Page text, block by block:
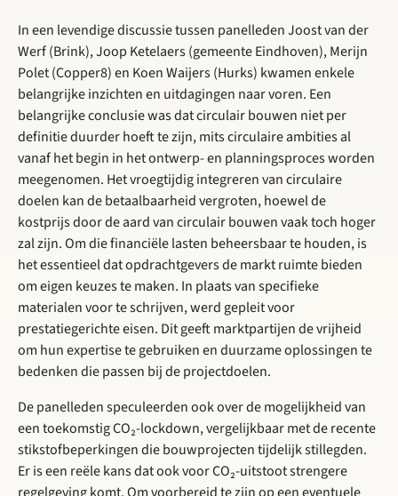
In een levendige discussie tussen panelleden Joost van der
Werf (Brink), Joop Ketelaers (gemeente Eindhoven), Merijn
Polet (Copper8) en Koen Waijers (Hurks) kwamen enkele
belangrijke inzichten en uitdagingen naar voren. Een
belangrijke conclusie was dat circulair bouwen niet per
definitie duurder hoeft te zijn, mits circulaire ambities al
vanaf het begin in het ontwerp- en planningsproces worden
meegenomen. Het vroegtijdig integreren van circulaire
doelen kan de betaalbaarheid vergroten, hoewel de
kostprijs door de aard van circulair bouwen vaak toch hoger
zal zijn. Om die financiële lasten beheersbaar te houden, is
het essentieel dat opdrachtgevers de markt ruimte bieden
om eigen keuzes te maken. In plaats van specifieke
materialen voor te schrijven, werd gepleit voor
prestatiegerichte eisen. Dit geeft marktpartijen de vrijheid
om hun expertise te gebruiken en duurzame oplossingen te
bedenken die passen bij de projectdoelen.
De panelleden speculeerden ook over de mogelijkheid van
een toekomstig CO₂-lockdown, vergelijkbaar met de recente
stikstofbeperkingen die bouwprojecten tijdelijk stillegden.
Er is een reële kans dat ook voor CO₂-uitstoot strengere